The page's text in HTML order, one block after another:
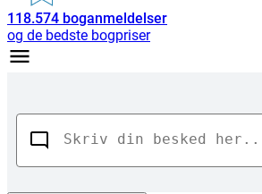
118.574 boganmeldelser
og de bedste bogpriser